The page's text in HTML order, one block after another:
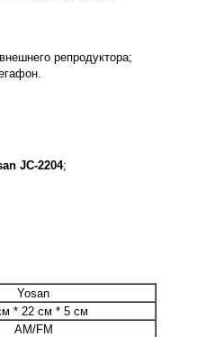
репродуктора;
JC-2204;
Yosan
* 22 см * 5 см
AM/FM